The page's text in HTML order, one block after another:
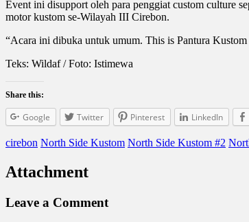
Event ini disupport oleh para penggiat custom culture
motor kustom se-Wilayah III Cirebon.
“Acara ini dibuka untuk umum. This is Pantura
Teks: Wildaf / Foto: Istimewa
Share this:
Google Twitter Pinterest LinkedIn
cirebon North Side Kustom North Side Kustom #2
Attachment
Leave a Comment